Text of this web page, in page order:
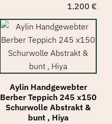
1.200 €
Aylin Handgewebter
Berber Teppich 245 x150
Schurwolle Abstrakt &
bunt , Hiya